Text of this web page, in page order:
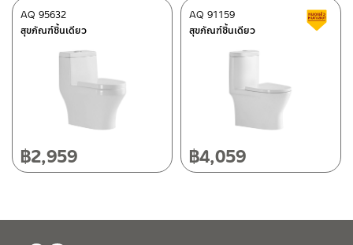
ศูนย์บริการและอะไหล่
118/33 โครงการอรสิริน ม.8 ต.สันปูเลย อ.ดอยสะเก็ด เชียงใหม่
โทร: 080-075-2626
วันและเวลาทำการ
วันจันทร์ – วันศุกร์ เวลา 8:30-17:30 น.
วันเสาร์ เวลา 8:30-15:00 น.
ติดต่อ ชาญไพบูลย์ / Contact Us คลิกที่นี่
สุขภัณฑ์ชิ้นเดียว
AQ 95632
฿2,959
สุขภัณฑ์ชิ้นเดียว
AQ 91159
฿4,059